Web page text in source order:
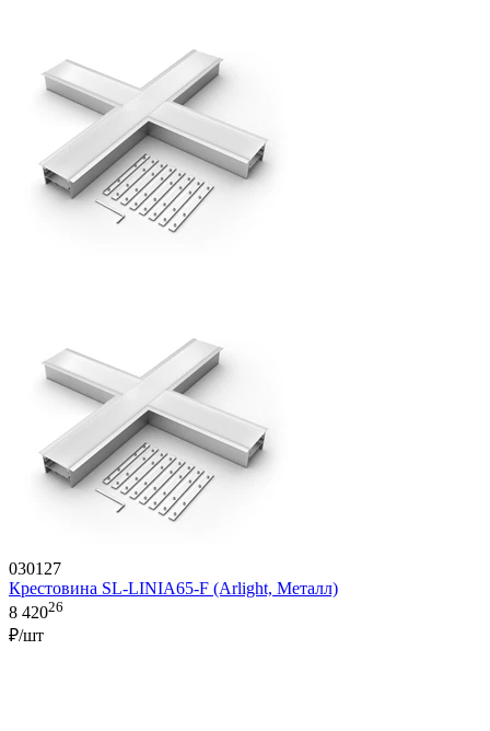
030127
Крестовина SL-LINIA65-F (Arlight, Металл)
8 42026
₽/шт